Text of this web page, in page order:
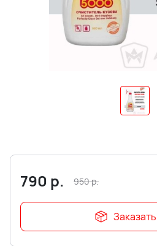
790 р. 950р.
Заказать